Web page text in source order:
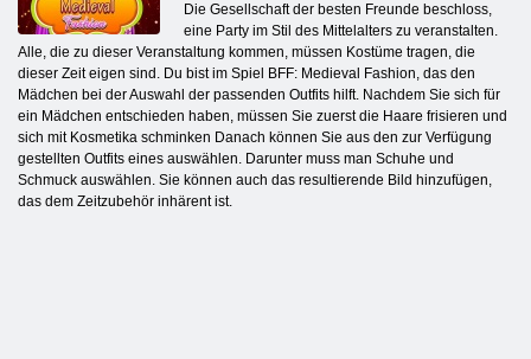
Die Gesellschaft der besten Freunde beschloss,
eine Party im Stil des Mittelalters zu veranstalten.
Alle, die zu dieser Veranstaltung kommen, müssen Kostüme tragen, die
dieser Zeit eigen sind. Du bist im Spiel BFF: Medieval Fashion, das den
Mädchen bei der Auswahl der passenden Outfits hilft. Nachdem Sie sich für
ein Mädchen entschieden haben, müssen Sie zuerst die Haare frisieren und
sich mit Kosmetika schminken Danach können Sie aus den zur Verfügung
gestellten Outfits eines auswählen. Darunter muss man Schuhe und
Schmuck auswählen. Sie können auch das resultierende Bild hinzufügen,
das dem Zeitzubehör inhärent ist.